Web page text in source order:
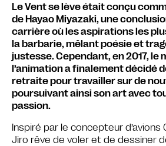
Le Vent se lève était conçu
de Hayao Miyazaki, une
carrière où les aspirations les
la barbarie, mêlant poésie et
justesse. Cependant, en 2017, le
l’animation a finalement décidé
retraite pour travailler sur de
poursuivant ainsi son art avec
passion.
Inspiré par le concepteur d’avions
Jiro rêve de voler et de dessiner